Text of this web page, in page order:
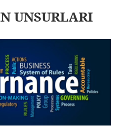
UNSURLARI